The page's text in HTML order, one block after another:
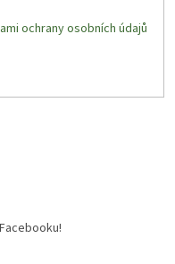
ochrany osobních údajů